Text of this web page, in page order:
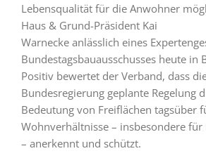
Lebensqualität für die Anwohner
Haus & Grund-Präsident Kai
Warnecke anlässlich eines
Bundestagsbauausschusses heute in
Positiv bewertet der Verband, dass
Bundesregierung geplante Regelung
Bedeutung von Freiflächen tagsüber
Wohnverhältnisse – insbesondere für
– anerkennt und schützt.